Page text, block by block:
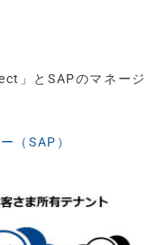
」とSAPのマネージ
（SAP）